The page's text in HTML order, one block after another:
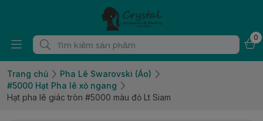
0
Trang chủ
Pha Lê Swarovski (Áo)
#5000 Hạt Pha lê xỏ ngang
Hạt pha lê giác tròn #5000 màu đỏ Lt Siam